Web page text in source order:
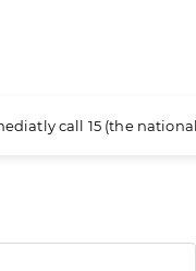
call 15 (the